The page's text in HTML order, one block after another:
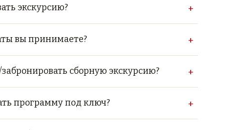
экскурсию? +
вы принимаете? +
сборную экскурсию? +
программу под ключ? +